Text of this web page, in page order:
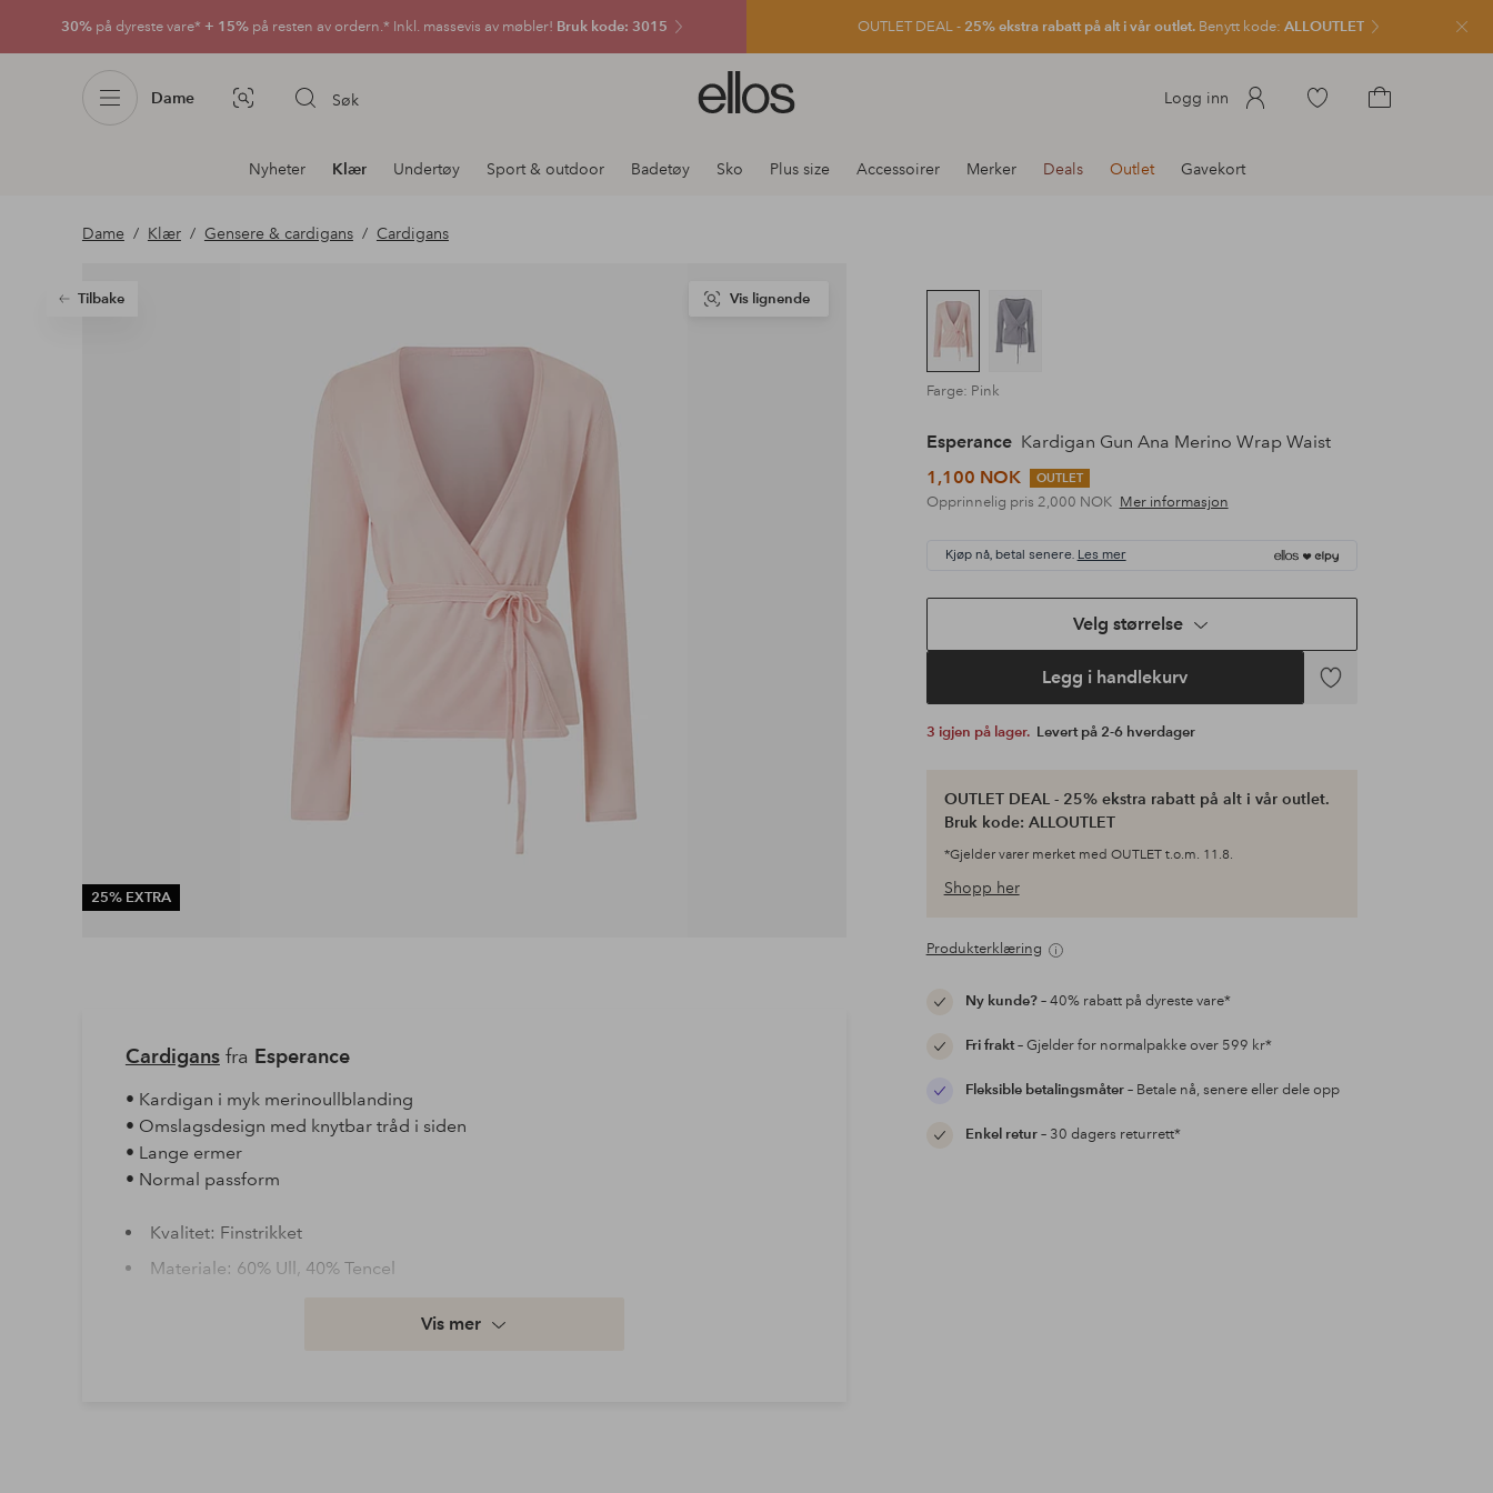
30% på dyreste vare* + 15% på resten av ordern.* Inkl. massevis av møbler! Bruk kode: 3015 OUTLET DEAL - 25% ekstra rabatt på alt i vår outlet. Benytt kode: ALLOUTLET Lukk
Dame Bildesøk Søk
Ellos
logo
gå
Logg inn
Gå
Avdelingsnavigering
Nyheter Klær Undertøy Sport & outdoor Badetøy Sko Plus size Accessoirer Merker Deals Outlet Gavekort
Dame Klær Gensere & cardigans Cardigans
Tilbake
25% EXTRA
Vis lignende
Farge: Pink
Esperance Kardigan Gun Ana Merino Wrap Waist
1,100 NOK
OUTLET
Opprinnelig pris 2,000 NOK Mer informasjon
Kjøp nå, betal senere. Les mer
Velg størrelse
Legg i handlekurv
Legg
3 igjen på lager. Levert på 2-6 hverdager
OUTLET DEAL - 25% ekstra rabatt på alt i vår outlet.
Bruk kode: ALLOUTLET
*Gjelder varer merket med OUTLET t.o.m. 11.8.
Shopp her
Produkterklæring
Ny kunde?– 40% rabatt på dyreste vare*
Fri frakt– Gjelder for normalpakke over 599 kr*
Fleksible betalingsmåter– Betale nå, senere eller dele opp
Enkel retur– 30 dagers returrett*
Cardigansfra Esperance
• Kardigan i myk merinoullblanding
• Omslagsdesign med knytbar tråd i siden
• Lange ermer
• Normal passform
Kvalitet: Finstrikket
Materiale: 60% Ull, 40% Tencel
Vis mer